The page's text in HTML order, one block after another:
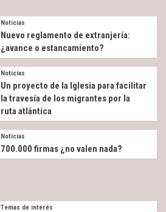
Noticias
Nuevo reglamento de extranjería:
¿avance o estancamiento?
Noticias
Un proyecto de la Iglesia para facilitar
la travesía de los migrantes por la
ruta atlántica
Noticias
700.000 firmas ¿no valen nada?
Temas de interés